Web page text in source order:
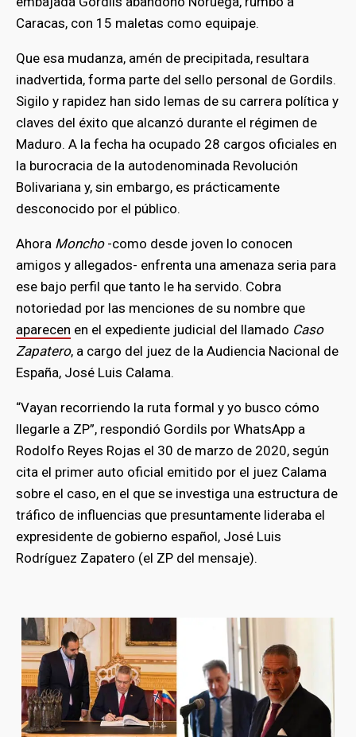
Caracas, con 15 maletas como equipaje.
Que esa mudanza, amén de precipitada, resultara
inadvertida, forma parte del sello personal de Gordils.
Sigilo y rapidez han sido lemas de su carrera política y
claves del éxito que alcanzó durante el régimen de
Maduro. A la fecha ha ocupado 28 cargos oficiales en
la burocracia de la autodenominada Revolución
Bolivariana y, sin embargo, es prácticamente
desconocido por el público.
Ahora Moncho-como desde joven lo conocen
amigos y allegados- enfrenta una amenaza seria para
ese bajo perfil que tanto le ha servido. Cobra
notoriedad por las menciones de su nombre que
aparecen en el expediente judicial del llamado Caso
Zapatero, a cargo del juez de la Audiencia Nacional de
España, José Luis Calama.
“Vayan recorriendo la ruta formal y yo busco cómo
llegarle a ZP”, respondió Gordils por WhatsApp a
Rodolfo Reyes Rojas el 30 de marzo de 2020, según
cita el primer auto oficial emitido por el juez Calama
sobre el caso, en el que se investiga una estructura de
tráfico de influencias que presuntamente lideraba el
expresidente de gobierno español, José Luis
Rodríguez Zapatero (el ZP del mensaje).